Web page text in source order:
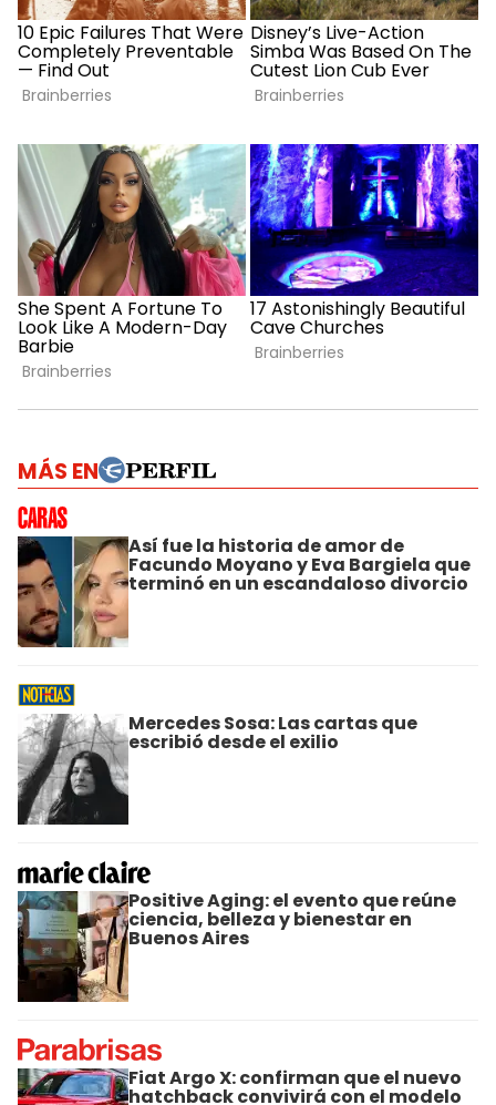
MÁS EN
Así fue la historia de amor de
Facundo Moyano y Eva Bargiela que
terminó en un escandaloso divorcio
Mercedes Sosa: Las cartas que
escribió desde el exilio
Positive Aging: el evento que reúne
ciencia, belleza y bienestar en
Buenos Aires
Fiat Argo X: confirman que el nuevo
hatchback convivirá con el modelo